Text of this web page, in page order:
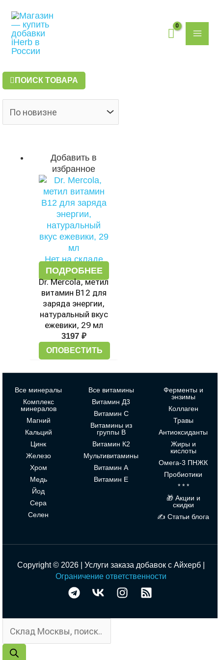
содержимому
ПОИСК ТОВАРА
Добавить в
избранное
Нет на складе
ПОДРОБНЕЕ
Dr. Mercola, метил
витамин B12 для
заряда энергии,
натуральный вкус
ежевики, 29 мл
3197 ₽
ОПОВЕСТИТЬ
Все минералы
Комплекс
минералов
Магний
Кальций
Цинк
Железо
Хром
Медь
Йод
Сера
Селен
Все витамины
Витамин Д3
Витамин С
Витамины из
группы В
Витамин К2
Мультивитамины
Витамин А
Витамин Е
Ферменты и
энзимы
Коллаген
Травы
Антиоксиданты
Жиры и
кислоты
Омега-3 ПНЖК
Пробиотики
* * *
🎁 Акции и
скидки
✍ Статьи блога
Copyright © 2026 | Услуги заказа добавок с Айхерб |
Ограничение ответственности
товаров